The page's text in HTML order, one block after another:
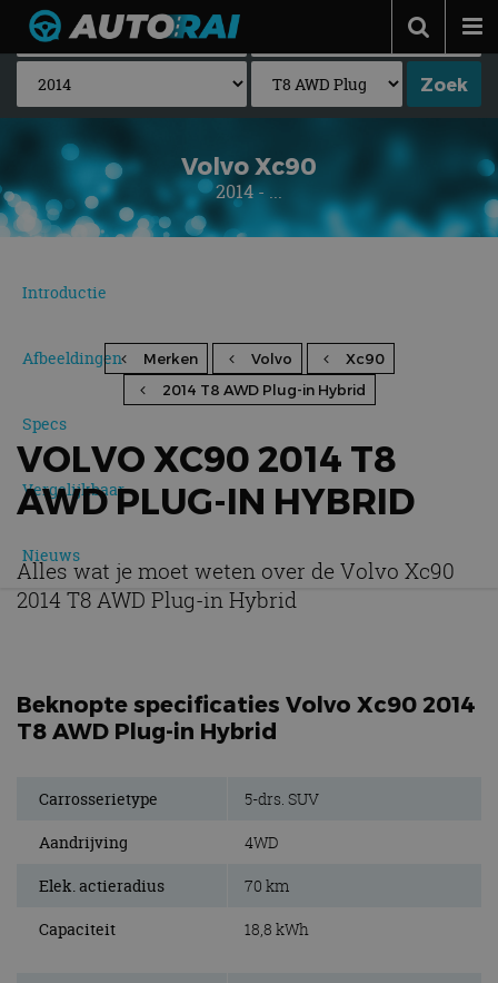
Autonieuws
Podcast
Autotests
Automerken
Adverteren
Contact
Volvo Xc90
2014 - ...
Introductie
Afbeeldingen
Specs
Vergelijkbaar
Nieuws
Merken Volvo
Xc90
2014 T8 AWD Plug-in Hybrid
VOLVO XC90 2014 T8
AWD PLUG-IN HYBRID
Alles wat je moet weten over de Volvo Xc90
2014 T8 AWD Plug-in Hybrid
Beknopte specificaties Volvo Xc90 2014
T8 AWD Plug-in Hybrid
Carrosserietype 5-drs. SUV
Aandrijving 4WD
Elek. actieradius 70 km
Capaciteit 18,8 kWh